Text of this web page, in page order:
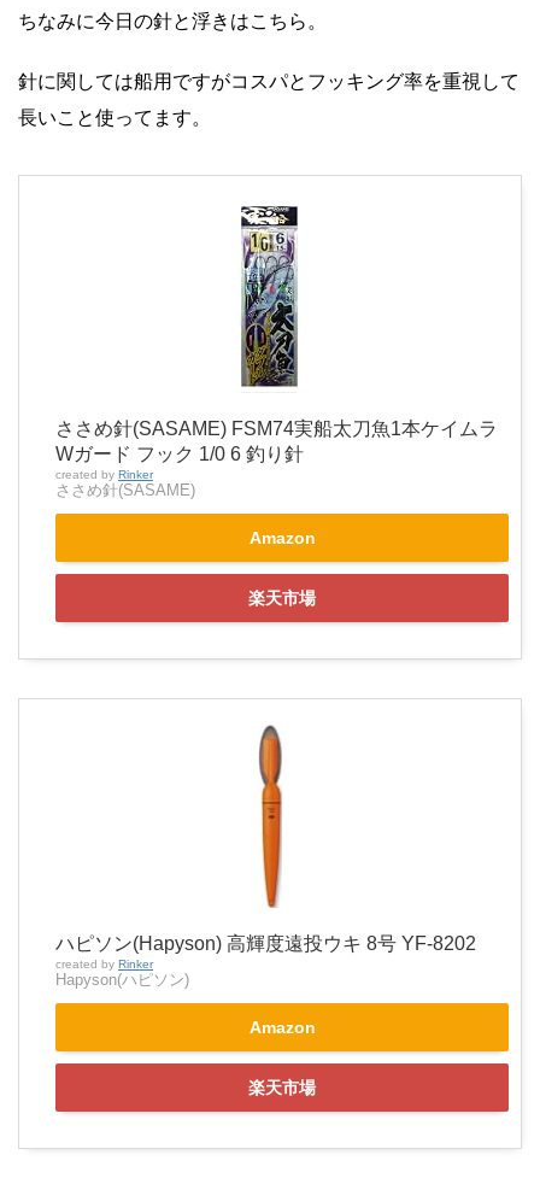
ちなみに今日の針と浮きはこちら。
針に関しては船用ですがコスパとフッキング率を重視して
長いこと使ってます。
ささめ針(SASAME) FSM74実船太刀魚1本ケイムラ
Wガード フック 1/0 6 釣り針
created by Rinker
ささめ針(SASAME)
Amazon
楽天市場
ハピソン(Hapyson) 高輝度遠投ウキ 8号 YF-8202
created by Rinker
Hapyson(ハピソン)
Amazon
楽天市場